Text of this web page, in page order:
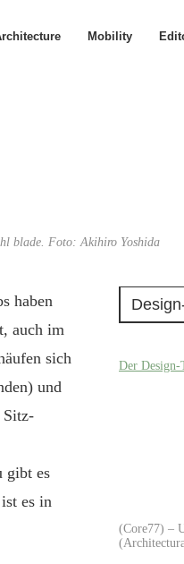
Mobility
blade. Foto: Akihiro Yoshida
haben
auch im
sich
und
Sitz-
gibt es
es in
Der
(Core77) –